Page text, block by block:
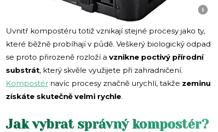
i
Uvnitř kompostéru totiž vznikají stejné procesy jako ty,
které běžně probíhají v půdě. Veškerý biologický odpad
se proto přirozeně rozloží a vznikne poctivý přírodní
substrát, který skvěle využijete při zahradničení.
Kompostér navíc procesy značně urychlí, takže zeminu
získáte skutečně velmi rychle.
Jak vybrat správný kompostér?